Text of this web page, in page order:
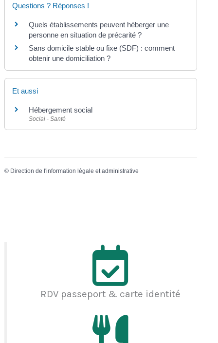
Questions ? Réponses !
Quels établissements peuvent héberger une
personne en situation de précarité ?
Sans domicile stable ou fixe (SDF) : comment
obtenir une domiciliation ?
Et aussi
Hébergement social
Social - Santé
© Direction de l'information légale et administrative
RDV passeport & carte identité